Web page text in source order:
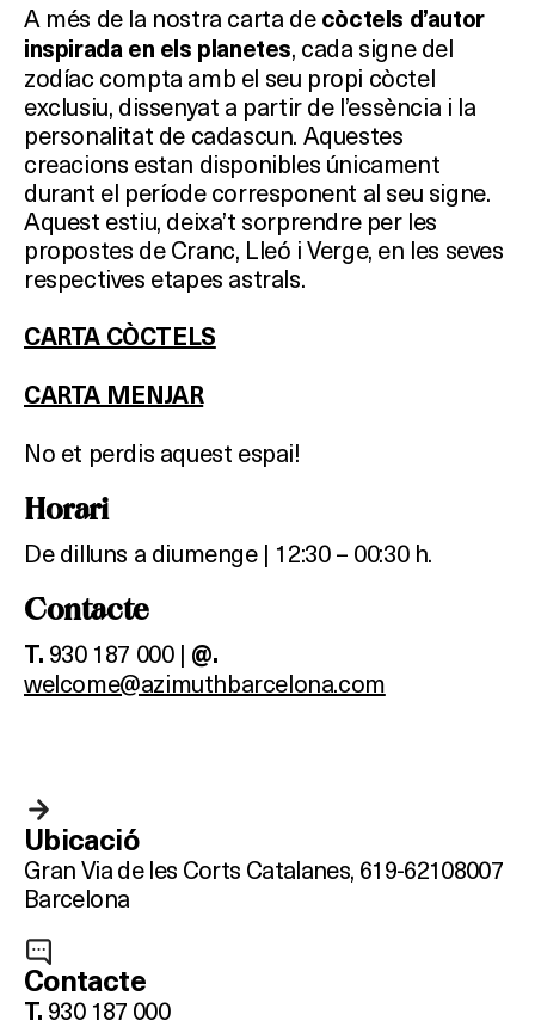
TERRASSES
A més de la nostra carta de còctels d’autor
inspirada en els planetes, cada signe del
zodíac compta amb el seu propi còctel
exclusiu, dissenyat a partir de l’essència i la
personalitat de cadascun. Aquestes
creacions estan disponibles únicament
durant el període corresponent al seu signe.
Aquest estiu, deixa’t sorprendre per les
propostes de Cranc, Lleó i Verge, en les seves
respectives etapes astrals.
CARTA CÒCTELS
CARTA MENJAR
No et perdis aquest espai!
Horari
De dilluns a diumenge | 12:30 – 00:30 h.
Contacte
T. 930 187 000 | @.
welcome@azimuthbarcelona.com
Ubicació
Gran Via de les Corts Catalanes, 619-62108007
Barcelona
Contacte
T. 930 187 000